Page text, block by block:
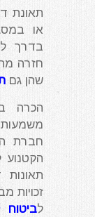
תאונת
או
בדרך
חזרה
שהן גם
הכרה
חברת
הקטנוע
תאונות
זכויות
לביטוח